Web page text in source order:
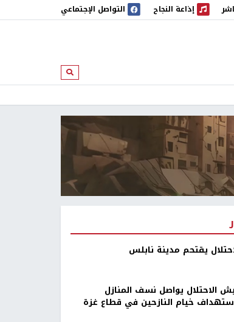
إذاعة النجاح
إذاعة النجاح التواصل الإجتماعي
ابحث
يقتحم مدينة نابلس
الاحتلال يواصل نسف المنازل
خيام النازحين في قطاع غزة